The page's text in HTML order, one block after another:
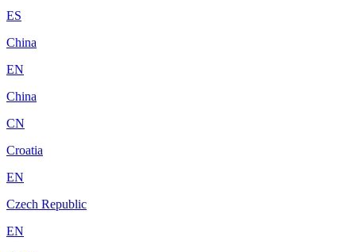
ES
China
EN
China
CN
Croatia
EN
Czech Republic
EN